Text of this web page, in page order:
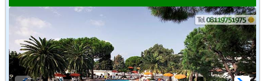
settembre
in offerta da
€52,00